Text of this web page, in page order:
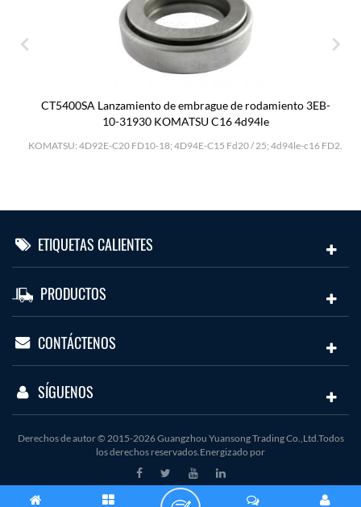
CT5400SA Lanzamiento de embrague de rodamiento 3EB-
10-31930 KOMATSU C16 4d94le
KOMATSU: 4D92E-C20 FD10-18; 4D94E-C15 Fd20 / 25; 4d94le-c16 FD2.
ETIQUETAS CALIENTES
PRODUCTOS
CONTÁCTENOS
SÍGUENOS
Derechos de autor © 2015-2026 Guangzhou Yuansong Trading Co.,Ltd.Todos
los derechos reservados.Energizado por